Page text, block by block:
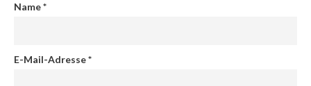
Name*
E-Mail-Adresse*